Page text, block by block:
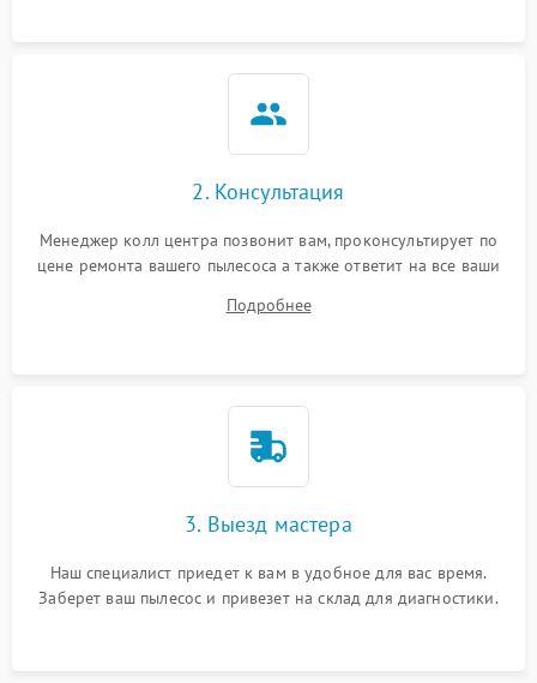
2. Консультация
Менеджер колл центра позвонит вам, проконсультирует по
цене ремонта вашего пылесоса а также ответит на все ваши
Подробнее
3. Выезд мастера
Наш специалист приедет к вам в удобное для вас время.
Заберет ваш пылесос и привезет на склад для диагностики.